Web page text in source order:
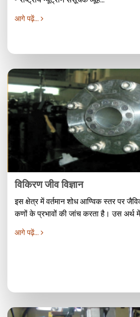
आगे पढ़ें...
विकिरण जीव विज्ञान
इस क्षेत्र में वर्तमान शोध आण्विक स्तर पर
कणों के प्रभावों की जांच करता है। उस अर्थ
आगे पढ़ें...